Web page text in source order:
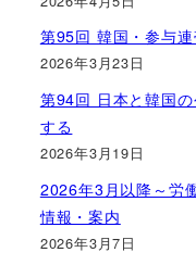
第95回 韓国・参与
2026年3月23日
第94回 日本と韓国
する
2026年3月19日
2026年3月以降～労
情報・案内
2026年3月7日